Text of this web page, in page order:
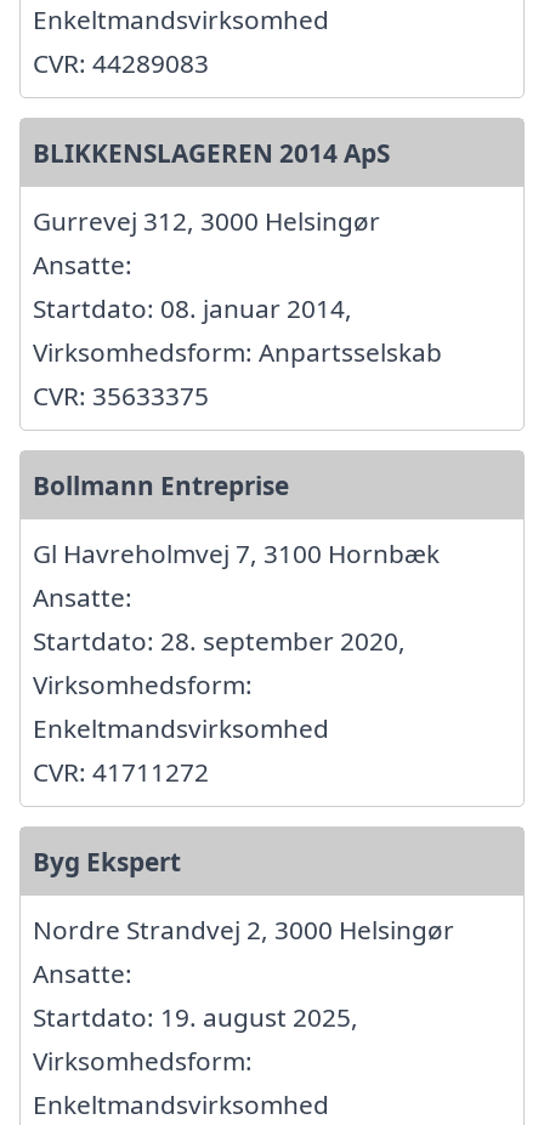
Enkeltmandsvirksomhed
CVR: 44289083
BLIKKENSLAGEREN 2014 ApS
Gurrevej 312, 3000 Helsingør
Ansatte:
Startdato: 08. januar 2014,
Virksomhedsform: Anpartsselskab
CVR: 35633375
Bollmann Entreprise
Gl Havreholmvej 7, 3100 Hornbæk
Ansatte:
Startdato: 28. september 2020,
Virksomhedsform:
Enkeltmandsvirksomhed
CVR: 41711272
Byg Ekspert
Nordre Strandvej 2, 3000 Helsingør
Ansatte:
Startdato: 19. august 2025,
Virksomhedsform:
Enkeltmandsvirksomhed